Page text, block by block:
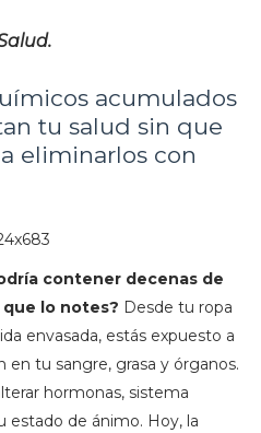
acumulados
tu salud sin que
eliminarlos con
contener decenas de
lo notes? Desde tu ropa
envasada, estás expuesto a
en tu sangre, grasa y órganos.
hormonas, sistema
estado de ánimo. Hoy, la